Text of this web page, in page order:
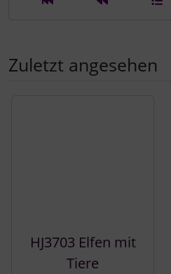
Zuletzt angesehen
HJ3703 Elfen mit
Tiere